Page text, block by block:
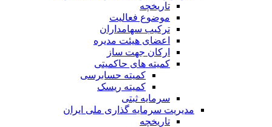
تاریخچه
موضوع فعالیت
ترکیب سهامداران
اعضای هیئت مدیره
ارکان جهت ساز
کمیته های حاکمیتی
کمیته حسابرسی
کمیته ریسک
سرمایه ثبتی
مدیریت سرمایه گذاری ملی ایران
تاریخچه